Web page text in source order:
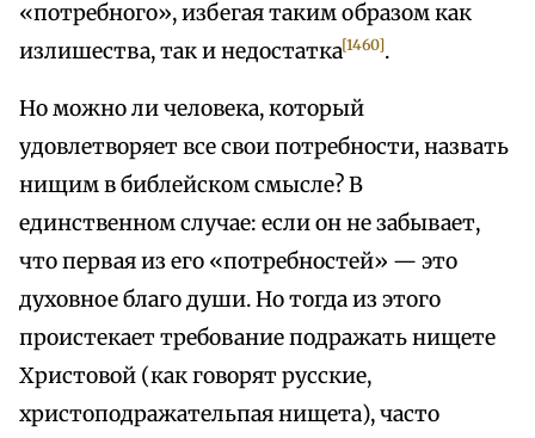
«потребного», избегая таким образом как
излишества, так и недостатка[1460].
Но можно ли человека, который
удовлетворяет все свои потребности, назвать
нищим в библейском смысле? В
единственном случае: если он не забывает,
что первая из его «потребностей» — это
духовное благо души. Но тогда из этого
проистекает требование подражать нищете
Христовой (как говорят русские,
христоподражательпая нищета), часто